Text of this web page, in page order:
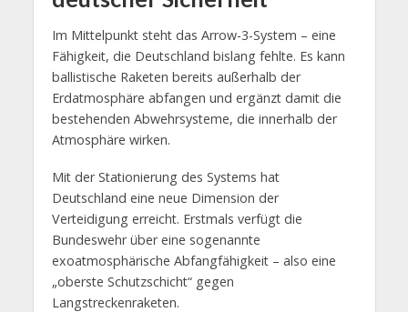
Im Mittelpunkt steht das Arrow-3-System – eine
Fähigkeit, die Deutschland bislang fehlte. Es kann
ballistische Raketen bereits außerhalb der
Erdatmosphäre abfangen und ergänzt damit die
bestehenden Abwehrsysteme, die innerhalb der
Atmosphäre wirken.
Mit der Stationierung des Systems hat
Deutschland eine neue Dimension der
Verteidigung erreicht. Erstmals verfügt die
Bundeswehr über eine sogenannte
exoatmosphärische Abfangfähigkeit – also eine
„oberste Schutzschicht“ gegen
Langstreckenraketen.